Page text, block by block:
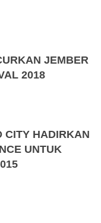
JEMBER
2018
CITY HADIRKAN
UNTUK